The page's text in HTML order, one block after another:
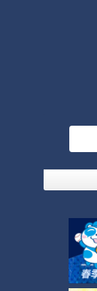
つボイ「ちゃん
くと。出したら
食べ物を腐らせ
小高「いろんな